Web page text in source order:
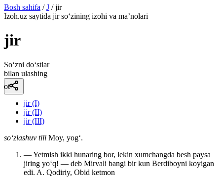
Bosh sahifa / J / jir
Izoh.uz saytida jirso‘zining izohi va ma’nolari
jir
So‘zni do‘stlar
bilan ulashing
ot
jir (I)
jir (II)
jir (III)
so‘zlashuv tili Moy, yogʻ.
— Yetmish ikki hunaring bor, lekin xumchangda besh paysa
jiring yoʻq! — deb Mirvali bangi bir kun Berdiboyni koyigan
edi. A. Qodiriy, Obid ketmon